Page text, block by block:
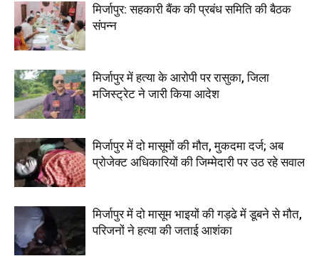
मिर्जापुर: सहकारी बैंक की प्रबंध समिति की बैठक
संपन्न
मिर्जापुर में हत्या के आरोपी पर रासुका, जिला
मजिस्ट्रेट ने जारी किया आदेश
मिर्जापुर में दो मासूमों की मौत, मुकदमा दर्ज; अब
प्रोजेक्ट अधिकारियों की जिम्मेदारी पर उठ रहे सवाल
मिर्जापुर में दो मासूम भाइयों की गड्ढे में डूबने से मौत,
परिजनों ने हत्या की जताई आशंका